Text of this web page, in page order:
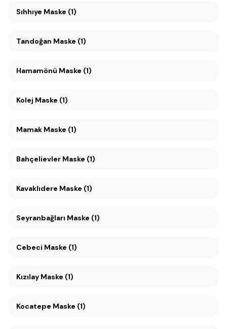
Sıhhıye Maske (1)
Tandoğan Maske (1)
Hamamönü Maske (1)
Kolej Maske (1)
Mamak Maske (1)
Bahçelievler Maske (1)
Kavaklıdere Maske (1)
Seyranbağları Maske (1)
Cebeci Maske (1)
Kızılay Maske (1)
Kocatepe Maske (1)